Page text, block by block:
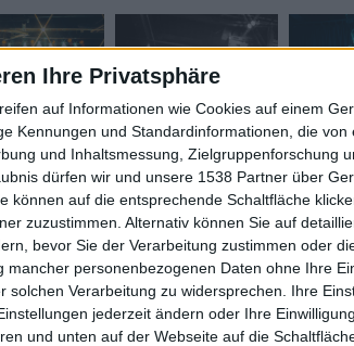
Ihre Privatsphäre
auf Informationen wie Cookies auf einem
Kennungen und Standardinformationen, die von
und Inhaltsmessung, Zielgruppenforschung
dürfen wir und unsere 1538 Partner über
können auf die entsprechende Schaltfläche
zuzustimmen. Alternativ können Sie auf
bevor Sie der Verarbeitung zustimmen oder
mancher personenbezogenen Daten ohne Ihre
Verarbeitung zu widersprechen. Ihre
jederzeit ändern oder Ihre Einwilligung
und unten auf der Webseite auf die